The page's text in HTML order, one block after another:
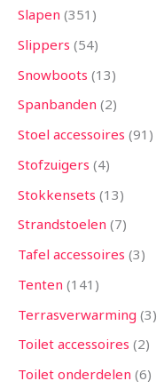
Slapen 351
Slippers 54
Snowboots 13
Spanbanden 2
Stoel accessoires 91
Stofzuigers 4
Stokkensets 13
Strandstoelen 7
Tafel accessoires 3
Tenten 141
Terrasverwarming 3
Toilet accessoires 2
Toilet onderdelen 6